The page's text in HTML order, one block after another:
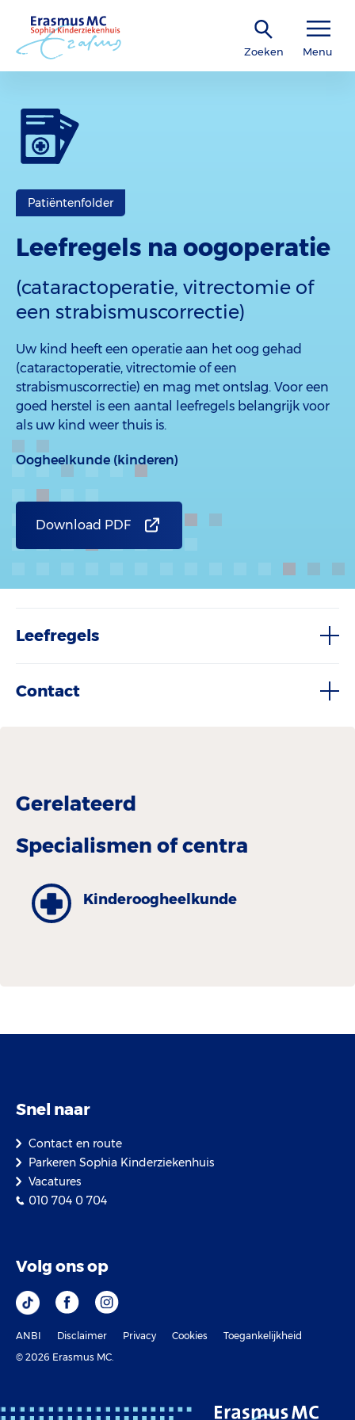
Zoeken Menu
Patiëntenfolder
Leefregels na oogoperatie
(cataractoperatie, vitrectomie of
een strabismuscorrectie)
Uw kind heeft een operatie aan het oog gehad
(cataractoperatie, vitrectomie of een
strabismuscorrectie) en mag met ontslag. Voor een
goed herstel is een aantal leefregels belangrijk voor
als uw kind weer thuis is.
Oogheelkunde (kinderen)
Download PDF
Leefregels
Contact
Gerelateerd
Specialismen of centra
Kinderoogheel­kunde
Snel naar
Contact en route
Parkeren Sophia Kinderziekenhuis
Vacatures
010 704 0 704
Volg ons op
ANBI Disclaimer Privacy Cookies
Toegankelijkheid
© 2026 Erasmus MC.